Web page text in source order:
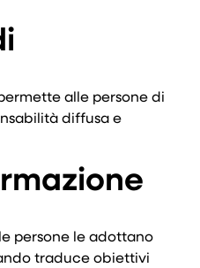
alle persone di
diffusa e
persone le adottano
traduce obiettivi